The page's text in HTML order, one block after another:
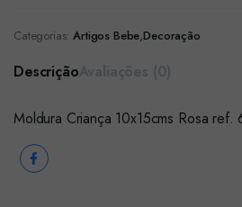
Categorias: Artigos Bebe,Decoração
Descrição
Moldura Criança 10x15cms Rosa ref.